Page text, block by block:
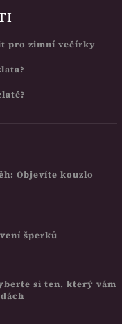
pro zimní večírky
Objevíte kouzlo
šperků
si ten, který vám